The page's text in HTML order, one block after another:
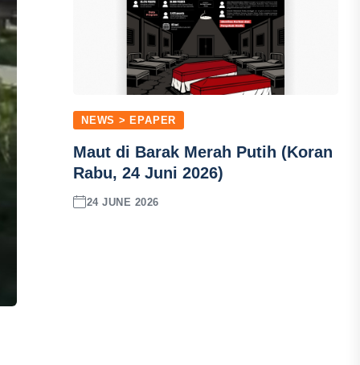
NEWS > EPAPER
Maut di Barak Merah Putih (Koran
Rabu, 24 Juni 2026)
24 JUNE 2026